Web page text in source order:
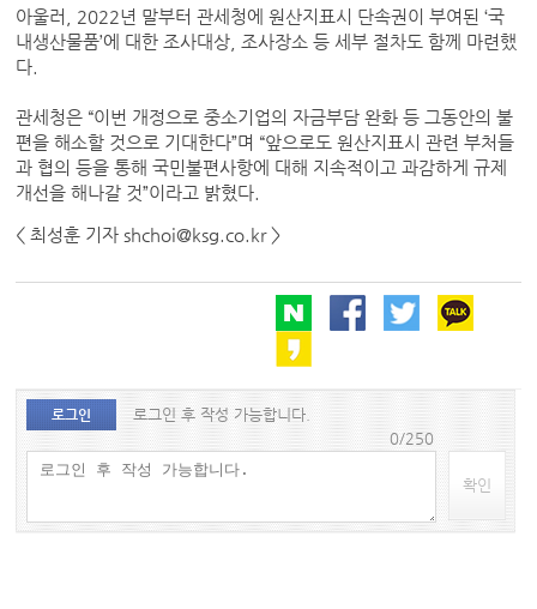
아울러, 2022년 말부터 관세청에 원산지표시 단속권이 부여된 ‘국
내생산물품’에 대한 조사대상, 조사장소 등 세부 절차도 함께 마련했
다.
관세청은 “이번 개정으로 중소기업의 자금부담 완화 등 그동안의 불
편을 해소할 것으로 기대한다”며 “앞으로도 원산지표시 관련 부처들
과 협의 등을 통해 국민불편사항에 대해 지속적이고 과감하게 규제
개선을 해나갈 것”이라고 밝혔다.
< 최성훈 기자 shchoi@ksg.co.kr >
로그인
로그인 후 작성 가능합니다.
0/250
확인